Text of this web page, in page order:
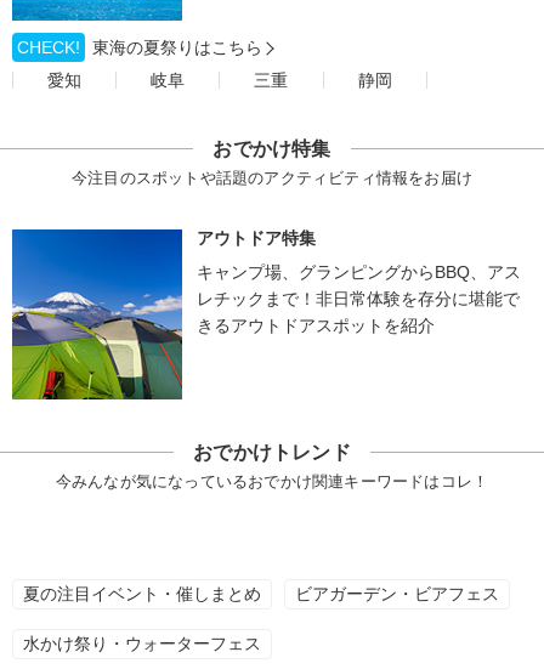
CHECK!
東海の夏祭りはこちら
愛知
岐阜 三重 静岡
おでかけ特集
今注目のスポットや話題のアクティビティ情報をお届け
アウトドア特集
キャンプ場、グランピングからBBQ、アス
レチックまで！非日常体験を存分に堪能で
きるアウトドアスポットを紹介
おでかけトレンド
今みんなが気になっているおでかけ関連キーワードはコレ！
夏の注目イベント・催しまとめ ビアガーデン・ビアフェス
水かけ祭り・ウォーターフェス